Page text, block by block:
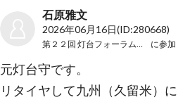
石原雅文
2026年06月16日(ID:280668)
に参加
元灯台守です。
リタイヤして九州（久留米）に